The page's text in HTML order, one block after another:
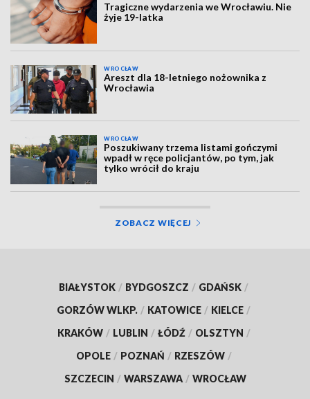
Tragiczne wydarzenia we Wrocławiu. Nie
żyje 19-latka
WROCŁAW
Areszt dla 18-letniego nożownika z
Wrocławia
WROCŁAW
Poszukiwany trzema listami gończymi
wpadł w ręce policjantów, po tym, jak
tylko wrócił do kraju
ZOBACZ WIĘCEJ
BIAŁYSTOK / BYDGOSZCZ / GDAŃSK /
GORZÓW WLKP. / KATOWICE / KIELCE /
KRAKÓW / LUBLIN / ŁÓDŹ / OLSZTYN /
OPOLE / POZNAŃ / RZESZÓW /
SZCZECIN / WARSZAWA / WROCŁAW